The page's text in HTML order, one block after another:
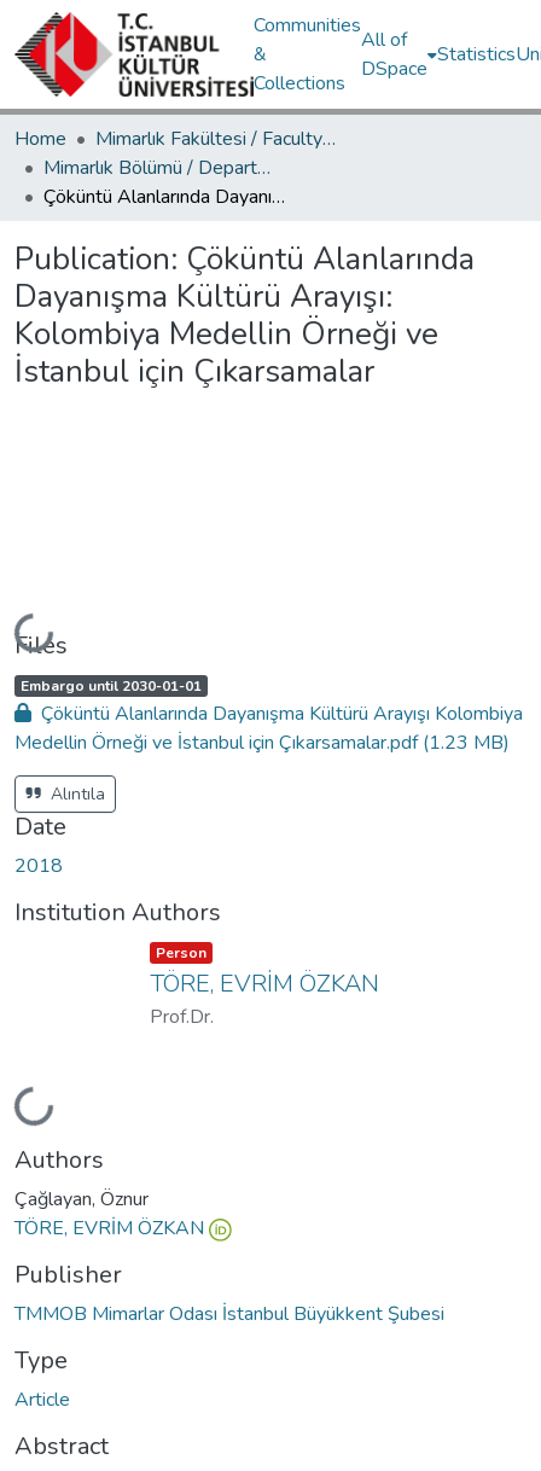
Communities
&
Collections
All of
DSpace
Statistics
Home
Mimarlık Fakültesi / Faculty of Architecture
Mimarlık Bölümü / Department of Architecture
Çöküntü Alanlarında Dayanışma Kültürü Arayışı: Kolombiya Medellin Örneği ve İstanbul için Çıkarsamalar
Publication: Çöküntü Alanlarında
Dayanışma Kültürü Arayışı:
Kolombiya Medellin Örneği ve
İstanbul için Çıkarsamalar
Loading...
Files
A
c
c
e
s
s
a
t
u
:
Embargo until 2030-01-01,
Çöküntü Alanlarında Dayanışma Kültürü Arayışı Kolombiya
Medellin Örneği ve İstanbul için Çıkarsamalar.pdf(1.23 MB)
Alıntıla
Date
2018
Institution Authors
Loading...
Item type:
Person ,
TÖRE, EVRİM ÖZKAN
Prof.Dr.
Authors
Çağlayan, Öznur
TÖRE, EVRİM ÖZKAN
Publisher
TMMOB Mimarlar Odası İstanbul Büyükkent Şubesi
Type
Article
Abstract